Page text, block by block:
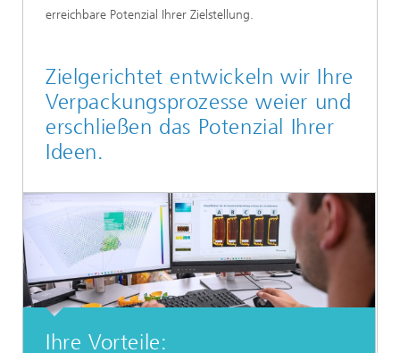
erreichbare Potenzial Ihrer Zielstellung.
Zielgerichtet entwickeln wir Ihre
Verpackungsprozesse weier und
erschließen das Potenzial Ihrer
Ideen.
Ihre Vorteile: